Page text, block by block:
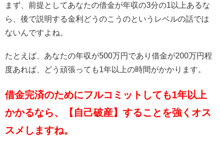
まず、前提としてあなたの借金が年収の3分の1以上あるな
ら、後で説明する金利どうのこうのというレベルの話では
ないんですよね。
たとえば、あなたの年収が500万円であり借金が200万円程
度あれば、どう頑張っても1年以上の時間がかかります。
借金完済のためにフルコミットしても1年以上
かかるなら、【自己破産】することを強くオス
スメしますね。